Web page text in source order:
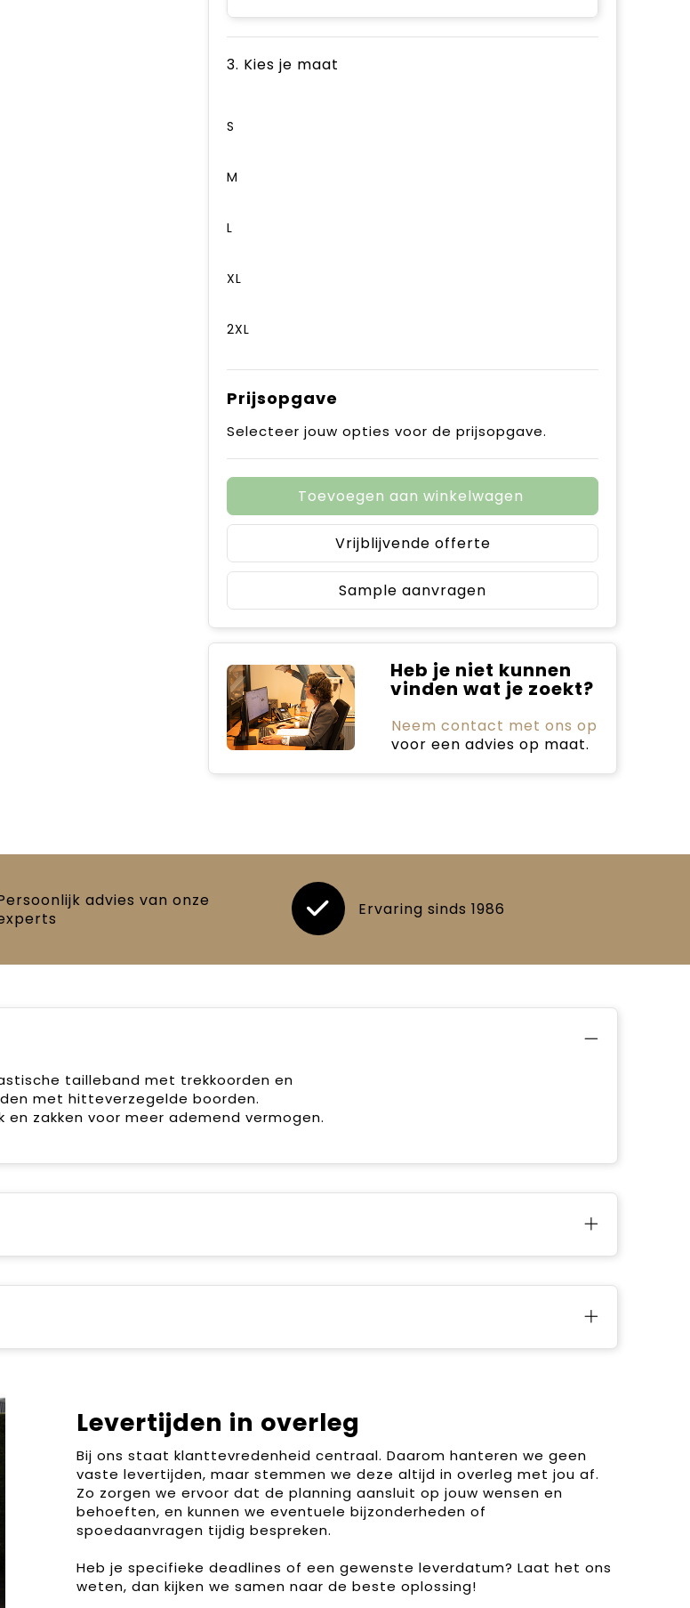
3. Kies je maat
S
M
L
XL
2XL
Prijsopgave
Selecteer jouw opties voor de prijsopgave.
Toevoegen aan winkelwagen
Vrijblijvende offerte
Sample aanvragen
Heb je niet kunnen
vinden wat je zoekt?
Neem contact met ons op
voor een advies op maat.
advies van onze
Ervaring sinds 1986
tailleband met trekkoorden en
met hitteverzegelde boorden.
zakken voor meer ademend vermogen.
Levertijden in overleg
Bij ons staat klanttevredenheid centraal. Daarom hanteren we geen
vaste levertijden, maar stemmen we deze altijd in overleg met jou af.
Zo zorgen we ervoor dat de planning aansluit op jouw wensen en
behoeften, en kunnen we eventuele bijzonderheden of
spoedaanvragen tijdig bespreken.
Heb je specifieke deadlines of een gewenste leverdatum? Laat het ons
weten, dan kijken we samen naar de beste oplossing!